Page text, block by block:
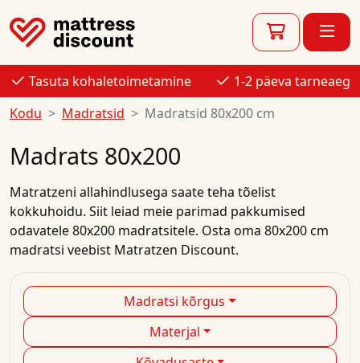
Tasuta kohaletoimetamine
1-2 päeva tarneaeg
Kodu
Madratsid Madratsid 80x200 cm
Madrats 80x200
Matratzeni allahindlusega saate teha tõelist
kokkuhoidu. Siit leiad meie parimad pakkumised
odavatele80x200 madratsitele. Osta oma 80x200 cm
madratsi veebist Matratzen Discount.
Madratsi kõrgus
Materjal